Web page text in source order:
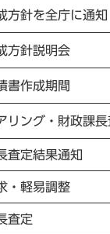
方針を全庁に通知
方針説明会
書作成期間
リング・財政課長
査定結果通知
・軽易調整
査定